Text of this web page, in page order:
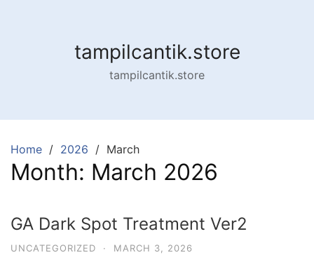
tampilcantik.store
tampilcantik.store
Home 2026 March
Month: March 2026
GA Dark Spot Treatment Ver2
UNCATEGORIZED · MARCH 3, 2026